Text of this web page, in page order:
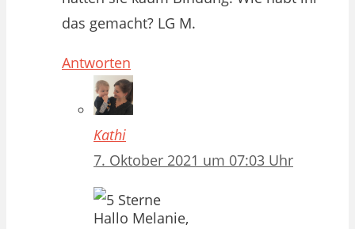
das gemacht? LG M.
Antworten
Kathi
7. Oktober 2021 um 07:03 Uhr
Hallo Melanie,